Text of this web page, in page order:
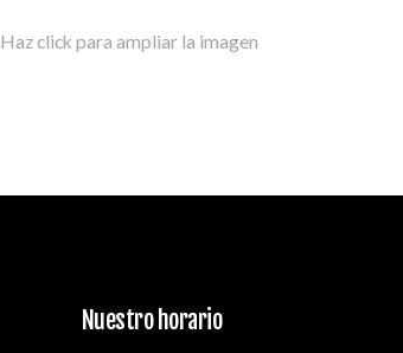
Haz click para ampliar la imagen
Nuestro horario